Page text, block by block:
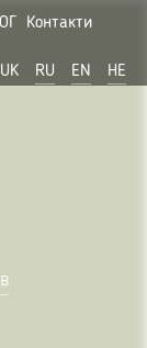
Контакти
UK RU EN HE